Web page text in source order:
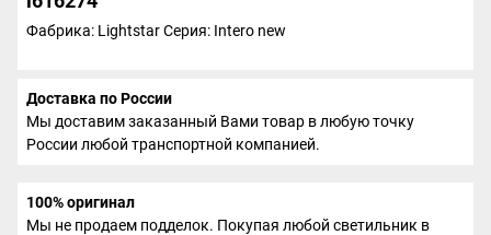
Фабрика: LightstarСерия: Intero new
Доставка по России
Мы доставим заказанный Вами товар в любую точку
России любой транспортной компанией.
100% оригинал
Мы не продаем подделок. Покупая любой светильник в